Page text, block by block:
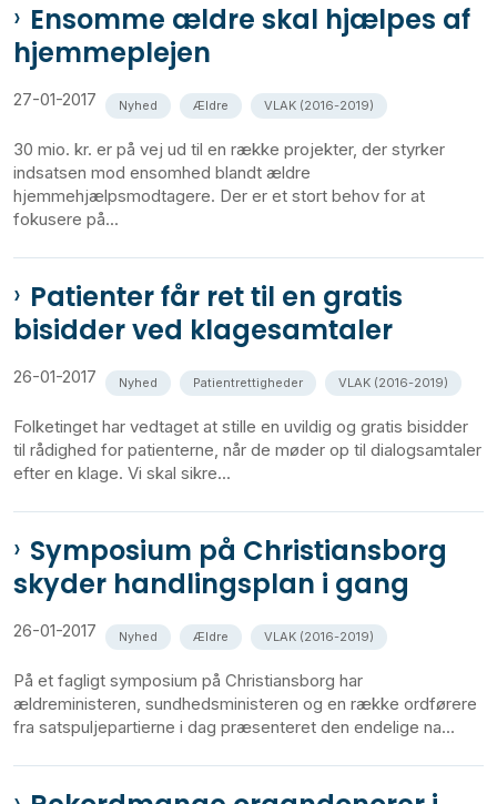
Ensomme ældre skal hjælpes af
hjemmeplejen
27-01-2017 Nyhed Ældre VLAK (2016-2019)
30 mio. kr. er på vej ud til en række projekter, der styrker
indsatsen mod ensomhed blandt ældre
hjemmehjælpsmodtagere. Der er et stort behov for at
fokusere på...
Patienter får ret til en gratis
bisidder ved klagesamtaler
26-01-2017 Nyhed Patientrettigheder VLAK (2016-2019)
Folketinget har vedtaget at stille en uvildig og gratis bisidder
til rådighed for patienterne, når de møder op til dialogsamtaler
efter en klage. Vi skal sikre...
Symposium på Christiansborg
skyder handlingsplan i gang
26-01-2017 Nyhed Ældre VLAK (2016-2019)
På et fagligt symposium på Christiansborg har
ældreministeren, sundhedsministeren og en række ordførere
fra satspuljepartierne i dag præsenteret den endelige na...